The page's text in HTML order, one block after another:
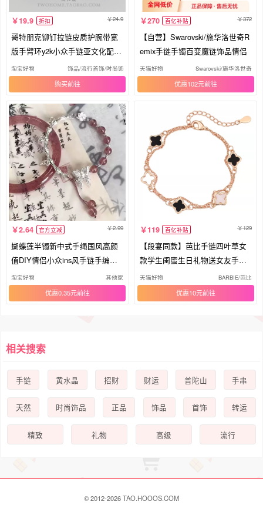
19.9 折扣 24.9
哥特朋克铆钉拉链皮质护腕带宽
版手臂环y2k小众手链亚文化配饰
品
淘宝好物 饰品/流行首饰/时尚饰品新
购买
270 百亿补贴 372
【自营】Swarovski/施华洛世奇R
emix手链手镯百变魔链饰品情侣
天猫好物 Swarovski/施华洛世奇
优惠102元
2.64 官方立减 2.99
蝴蝶莲半镯新中式手绳国风高颜
值DIY情侣小众ins风手链手编串
珠
淘宝好物 其他家
优惠0.35元
119 百亿补贴 129
【段宴同款】芭比手链四叶草女
款学生闺蜜生日礼物送女友手镯
套装
天猫好物 BARBIE/芭比
优惠10元
相关搜索
手链 黄水晶 招财 财运 普陀山 手串
天然 时尚饰品 正品 饰品 首饰 转运
精致 礼物 高级 流行
© 2012-2026 TAO.HOOOS.COM